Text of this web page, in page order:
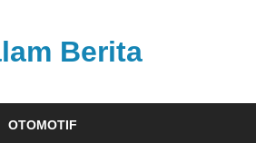
Berita
OTOMOTIF